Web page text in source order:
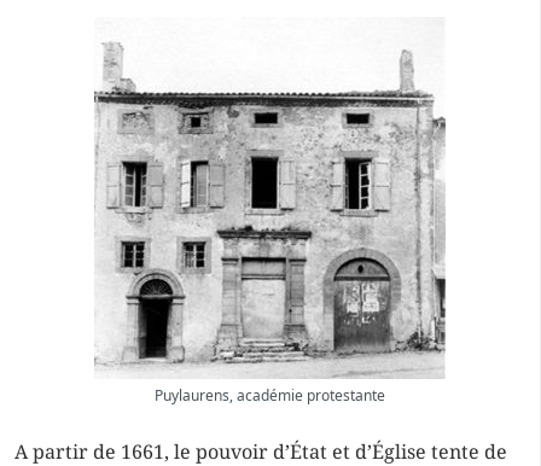
Puylaurens, académie protestante
A partir de 1661, le pouvoir d’État et d’Église tente de